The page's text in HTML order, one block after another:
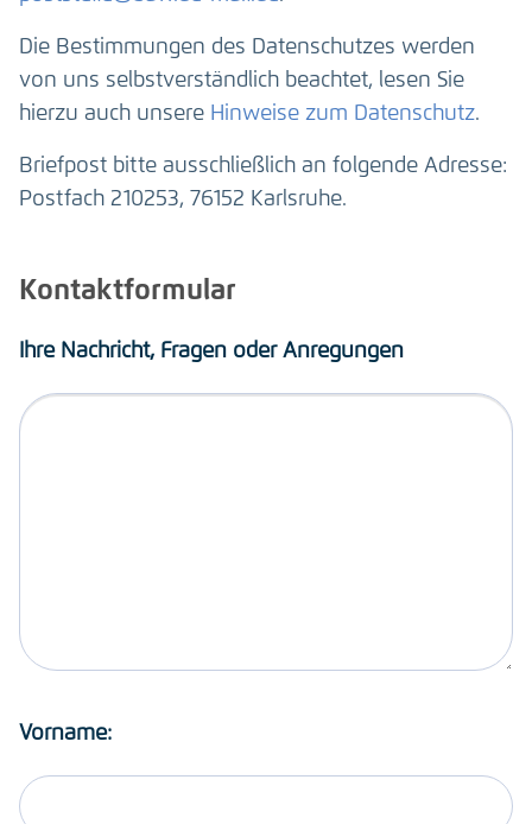
Die Bestimmungen des Datenschutzes werden
von uns selbstverständlich beachtet, lesen Sie
hierzu auch unsere Hinweise zum Datenschutz.
Briefpost bitte ausschließlich an folgende Adresse:
Postfach 210253, 76152 Karlsruhe.
Kontaktformular
Ihre Nachricht, Fragen oder Anregungen
Vorname: